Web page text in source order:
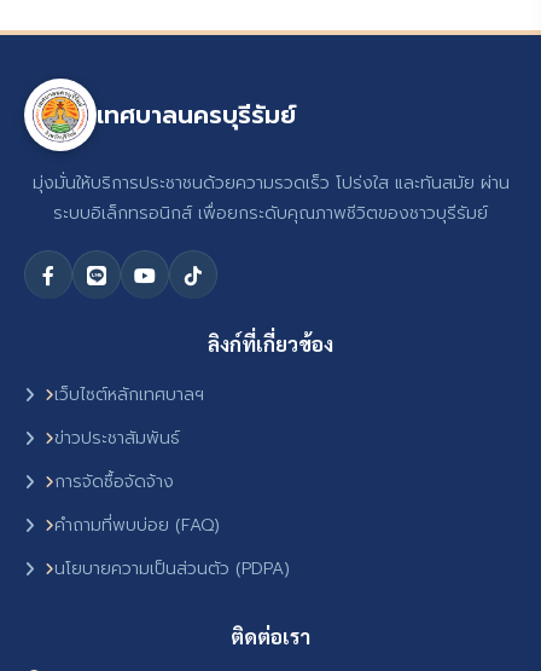
เทศบาลนครบุรีรัมย์
มุ่งมั่นให้บริการประชาชนด้วยความรวดเร็ว โปร่งใส และทันสมัย ผ่าน
ระบบอิเล็กทรอนิกส์ เพื่อยกระดับคุณภาพชีวิตของชาวบุรีรัมย์
ลิงก์ที่เกี่ยวข้อง
เว็บไซต์หลักเทศบาลฯ
ข่าวประชาสัมพันธ์
การจัดซื้อจัดจ้าง
คำถามที่พบบ่อย (FAQ)
นโยบายความเป็นส่วนตัว (PDPA)
ติดต่อเรา